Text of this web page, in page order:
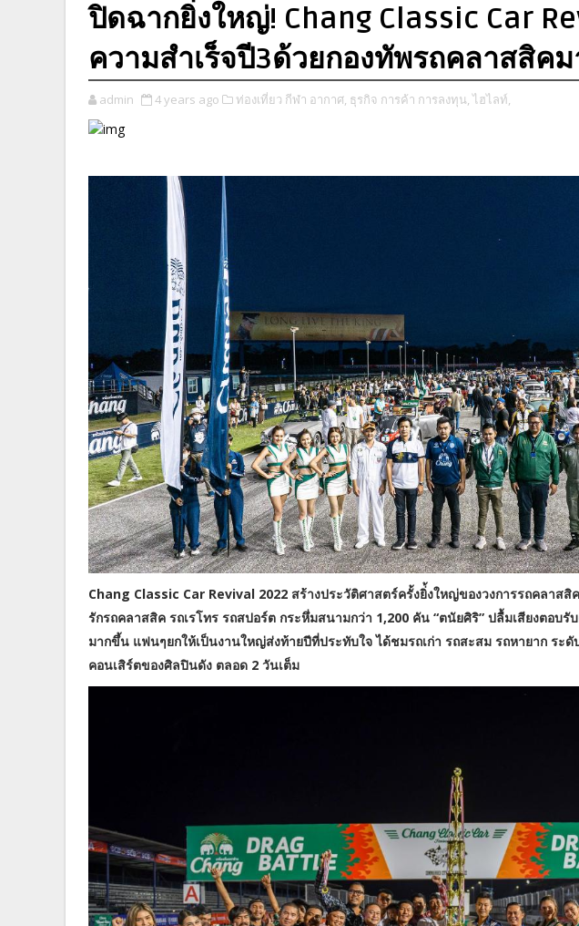
ปิดฉากยิ่งใหญ่! Chang Classic Car
ความสำเร็จปี3ด้วยกองทัพรถคลาสสิค
admin 4 years ago ท่องเที่ยว กีฬา อากาศ, ธุรกิจ การค้า การลงทุน, ไฮไลท์,
Chang Classic Car Revival 2022 สร้างประวัติศาสตร์ครั้งยิ่้งใหญ่ของวงการรถคลาสสิ
รักรถคลาสสิค รถเรโทร รถสปอร์ต กระหึ่มสนามกว่า 1,200 คัน “ตนัยศิริ” ปลื้มเสียงตอบรั
มากขึ้น แฟนๆยกให้เป็นงานใหญ่ส่งท้ายปีที่ประทับใจ ได้ชมรถเก่า รถสะสม รถหายาก ระ
คอนเสิร์ตของศิลปินดัง ตลอด 2 วันเต็ม